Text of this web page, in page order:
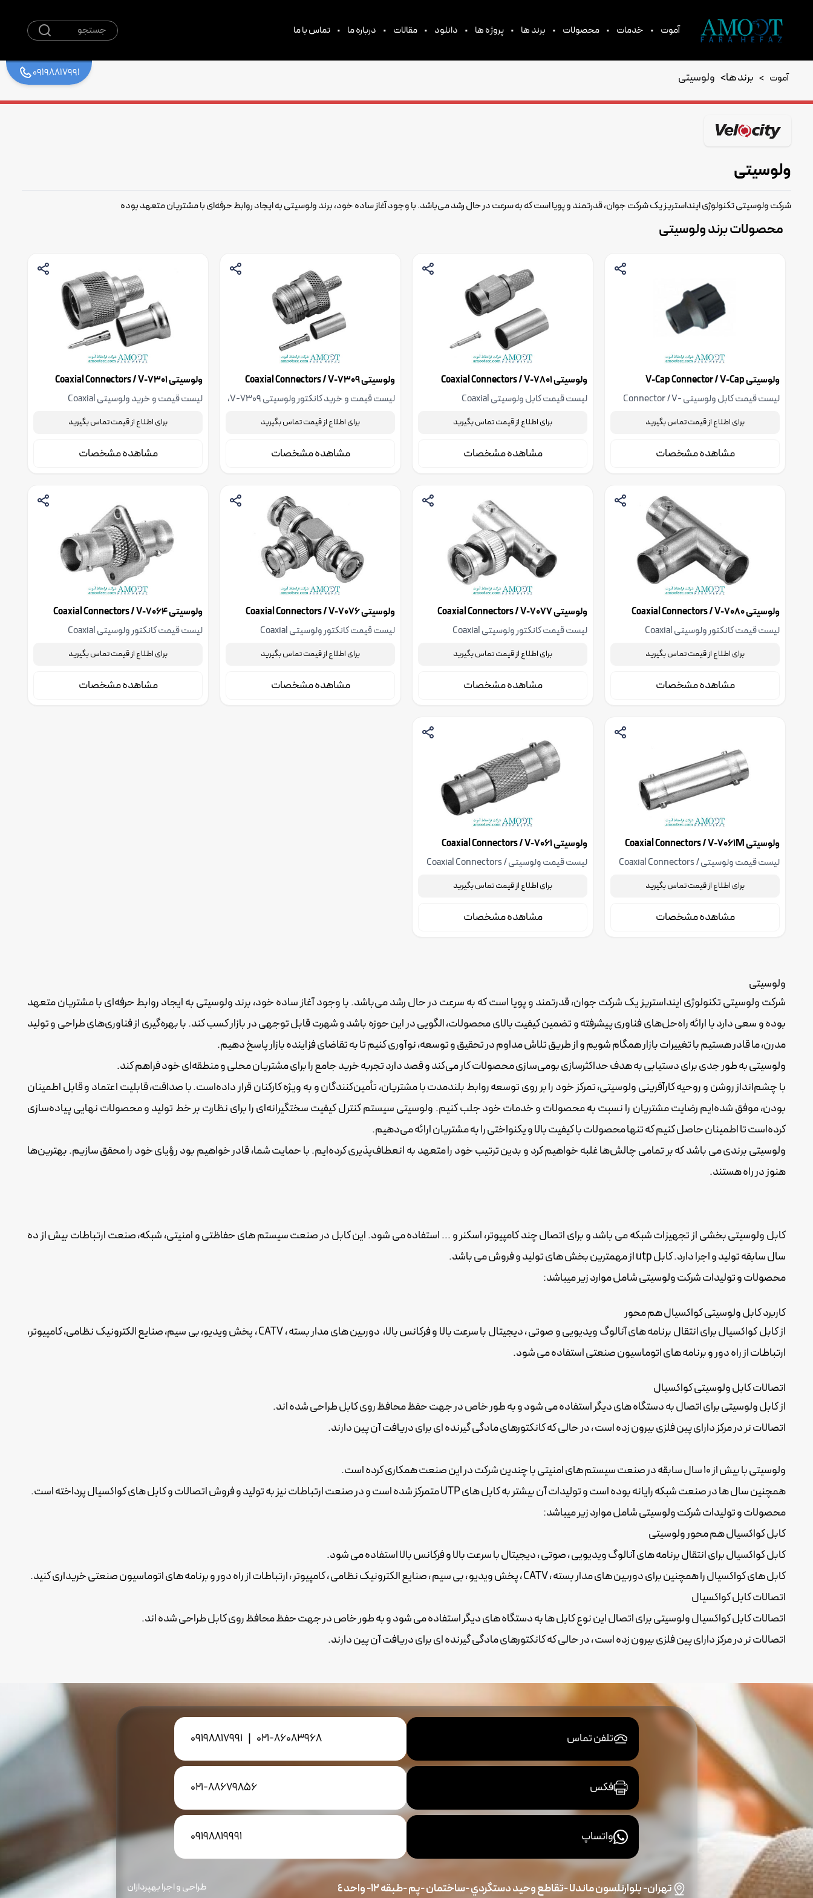
09198817991
آموت • خدمات • محصولات • برند ها • پروژه ها • دانلود • مقالات • درباره ما • تماس با ما جستجو
آموت > برند ها> ولوسیتی
ولوسیتی
شرکت ولوسیتی تکنولوژی اینداستریز یک شرکت جوان، قدرتمند و پویا است که به سرعت در حال رشد می‌باشد. با وجود آغاز ساده خود، برند ولوسیتی به ایجاد روابط حرفه‌ای با مشتریان متعهد بوده
محصولات برند ولوسیتی
ولوسیتی V-Cap Connector / V-Cap
لیست قیمت کابل ولوسیتی Connector / V-
مهندسی فراحفاظ آموت تماس بگیرید
برای اطلاع از قیمت تماس بگیرید
مشاهده مشخصات
ولوسیتی Coaxial Connectors / V-7801
لیست قیمت کابل ولوسیتی Coaxial
شرکت فنی مهندسی آموت تماس بگیرید
برای اطلاع از قیمت تماس بگیرید
مشاهده مشخصات
ولوسیتی Coaxial Connectors / V-7309
لیست قیمت و خرید کانکتور ولوسیتی V-7309،
آموت تماس بگیرید
برای اطلاع از قیمت تماس بگیرید
مشاهده مشخصات
ولوسیتی Coaxial Connectors / V-7301
لیست قیمت و خرید ولوسیتی Coaxial
شرکت فنی مهندسی آموت تماس بگیرید
برای اطلاع از قیمت تماس بگیرید
مشاهده مشخصات
ولوسیتی Coaxial Connectors / V-7080
لیست قیمت کانکتور ولوسیتی Coaxial
شرکت فنی مهندسی آموت تماس بگیرید
برای اطلاع از قیمت تماس بگیرید
مشاهده مشخصات
ولوسیتی Coaxial Connectors / V-7077
لیست قیمت کانکتور ولوسیتی Coaxial
شرکت فنی مهندسی فراحفاظ آموت تماس
برای اطلاع از قیمت تماس بگیرید
مشاهده مشخصات
ولوسیتی Coaxial Connectors / V-7076
لیست قیمت کانکتور ولوسیتی Coaxial
شرکت فنی مهندسی آموت تماس بگیرید
برای اطلاع از قیمت تماس بگیرید
مشاهده مشخصات
ولوسیتی Coaxial Connectors / V-7064
لیست قیمت کانکتور ولوسیتی Coaxial
شرکت فنی مهندسی آموت تماس بگیرید
برای اطلاع از قیمت تماس بگیرید
مشاهده مشخصات
ولوسیتی Coaxial Connectors / V-7061M
لیست قیمت ولوسیتی Coaxial Connectors /
برای اطلاع از قیمت تماس بگیرید
مشاهده مشخصات
ولوسیتی Coaxial Connectors / V-7061
لیست قیمت ولوسیتی Coaxial Connectors /
برای اطلاع از قیمت تماس بگیرید
مشاهده مشخصات
ولوسیتی
شرکت ولوسیتی تکنولوژی اینداستریز یک شرکت جوان، قدرتمند و پویا است که به سرعت در حال رشد می‌باشد. با وجود آغاز ساده خود، برند ولوسیتی به ایجاد روابط حرفه‌ای با مشتریان متعهد
بوده و سعی دارد با ارائه راه‌حل‌های فناوری پیشرفته و تضمین کیفیت بالای محصولات، الگویی در این حوزه باشد و شهرت قابل توجهی در بازار کسب کند. با بهره‌گیری از فناوری‌های طراحی و تولید
مدرن، ما قادر هستیم با تغییرات بازار همگام شویم و از طریق تلاش مداوم در تحقیق و توسعه، نوآوری کنیم تا به تقاضای فزاینده بازار پاسخ دهیم.
ولوسیتی به طور جدی برای دستیابی به هدف حداکثرسازی بومی‌سازی محصولات کار می‌کند و قصد دارد تجربه خرید جامع را برای مشتریان محلی و منطقه‌ای خود فراهم کند.
با چشم‌انداز روشن و روحیه کارآفرینی ولوسیتی، تمرکز خود را بر روی توسعه روابط بلندمدت با مشتریان، تأمین‌کنندگان و به ویژه کارکنان قرار داده‌است. با صداقت، قابلیت اعتماد و قابل اطمینان
بودن، موفق شده‌ایم رضایت مشتریان را نسبت به محصولات و خدمات خود جلب کنیم. ولوسیتی سیستم کنترل کیفیت سختگیرانه‌ای را برای نظارت بر خط تولید و محصولات نهایی پیاده‌سازی
کرده‌است تا اطمینان حاصل کنیم که تنها محصولات با کیفیت بالا و یکنواختی را به مشتریان ارائه می‌دهیم.
ولوسیتی برندی می باشد که بر تمامی چالش‌ها غلبه خواهیم کرد و بدین ترتیب خود را متعهد به انعطاف‌پذیری کرده‌ایم. با حمایت شما، قادر خواهیم بود رؤیای خود را محقق سازیم. بهترین‌ها
هنوز در راه هستند.
کابل ولوسیتی بخشی از تجهیزات شبکه می باشد و برای اتصال چند کامپیوتر، اسکنر و ... استفاده می شود. این کابل در صنعت سیستم های حفاظتی و امنیتی، شبکه، صنعت ارتباطات بیش از ده
سال سابقه تولید و اجرا دارد. کابل utp از مهمترین بخش های تولید و فروش می باشد.
محصولات و تولیدات شرکت ولوسیتی شامل موارد زیر میباشد:
کاربرد کابل ولوسیتی کواکسیال هم محور
از کابل کواکسیال برای انتقال برنامه های آنالوگ ویدیویی و صوتی ، دیجیتال با سرعت بالا و فرکانس بالا، دوربین های مدار بسته ، CATV ، پخش ویدیو، بی سیم، صنایع الکترونیک نظامی، کامپیوتر،
ارتباطات از راه دور و برنامه های اتوماسیون صنعتی استفاده می شود.
اتصالات کابل ولوسیتی کواکسیال
از کابل ولوسیتی برای اتصال به دستگاه های دیگر استفاده می شود و به طور خاص در جهت حفظ محافظ روی کابل طراحی شده اند.
اتصالات نر در مرکز دارای پین فلزی بیرون زده است ، در حالی که کانکتورهای مادگی گیرنده ای برای دریافت آن پین دارند.
ولوسیتی با بیش از 10 سال سابقه در صنعت سیستم های امنیتی با چندین شرکت در این صنعت همکاری کرده است.
همچنین سال ها در صنعت شبکه رایانه بوده است و تولیدات آن بیشتر به کابل های UTP متمرکز شده است و در صنعت ارتباطات نیز به تولید و فروش اتصالات و کابل های کواکسیال پرداخته است.
محصولات و تولیدات شرکت ولوسیتی شامل موارد زیر میباشد:
کابل کواکسیال هم محور ولوسیتی
کابل کواکسیال برای انتقال برنامه های آنالوگ ویدیویی ، صوتی ، دیجیتال با سرعت بالا و فرکانس بالا استفاده می شود.
کابل های کواکسیال را همچنین برای دوربین های مدار بسته ، CATV ، پخش ویدیو ، بی سیم ، صنایع الکترونیک نظامی ، کامپیوتر ، ارتباطات از راه دور و برنامه های اتوماسیون صنعتی خریداری کنید.
اتصالات کابل کواکسیال
اتصالات کابل کواکسیال ولوسیتی برای اتصال این نوع کابل ها به دستگاه های دیگر استفاده می شود و به طور خاص در جهت حفظ محافظ روی کابل طراحی شده اند.
اتصالات نر در مرکز دارای پین فلزی بیرون زده است ، در حالی که کانکتورهای مادگی گیرنده ای برای دریافت آن پین دارند.
تلفن تماس 021-86083968
|
09198817991
فکس 021-88679856
واتساپ 09198819991
تهران- بلوارنلسون ماندلا -تقاطع وحيد دستگردي -ساختمان -پم -طبقه ١٢- واحد ٤ طراحی و اجرا بهپردازان